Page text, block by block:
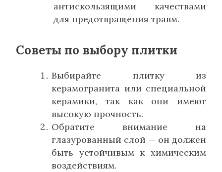
антискользящими качествами
для предотвращения травм.
Советы по выбору плитки
Выбирайте плитку из
керамогранита или специальной
керамики, так как они имеют
высокую прочность.
Обратите внимание на
глазурованный слой — он должен
быть устойчивым к химическим
воздействиям.